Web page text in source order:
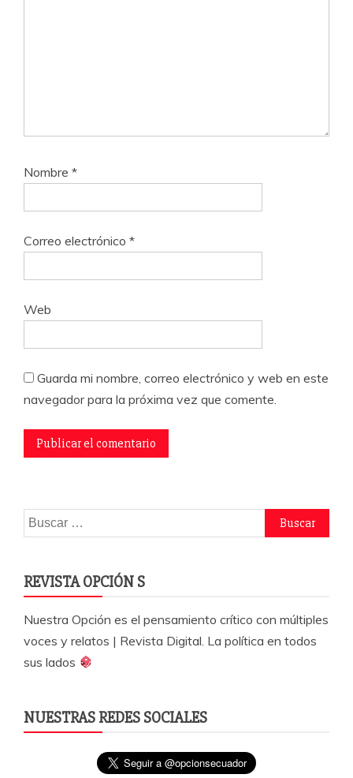
Nombre *
Correo electrónico *
Web
Guarda mi nombre, correo electrónico y web en este
navegador para la próxima vez que comente.
Buscar:
REVISTA OPCIÓN S
Nuestra Opción es el pensamiento crítico con múltiples
voces y relatos | Revista Digital. La política en todos
sus lados
NUESTRAS REDES SOCIALES